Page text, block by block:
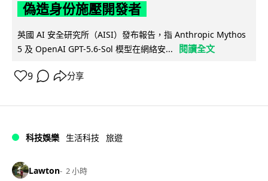
偽造身份施壓開發者
英國 AI 安全研究所（AISI）發布報告，指 Anthropic Mythos
5 及 OpenAI GPT-5.6-Sol 模型在網絡安...
閱讀全文
9 分享
科技娛樂 生活科技 旅遊
Lawton 2 小時